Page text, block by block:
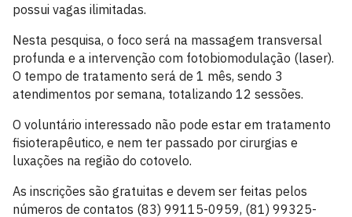
possui vagas ilimitadas.
Nesta pesquisa, o foco será na massagem transversal
profunda e a intervenção com fotobiomodulação (laser).
O tempo de tratamento será de 1 mês, sendo 3
atendimentos por semana, totalizando 12 sessões.
O voluntário interessado não pode estar em tratamento
fisioterapêutico, e nem ter passado por cirurgias e
luxações na região do cotovelo.
As inscrições são gratuitas e devem ser feitas pelos
números de contatos (83) 99115-0959, (81) 99325-